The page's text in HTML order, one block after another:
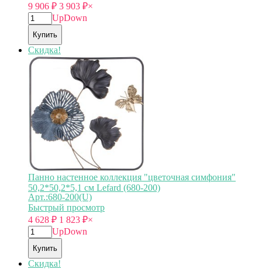
9 906 ₽ 3 903 ₽×
UpDown
Купить
Скидка!
Панно настенное коллекция "цветочная симфония"
50,2*50,2*5,1 см Lefard (680-200)
Арт.:680-200(U)
Быстрый просмотр
4 628 ₽ 1 823 ₽×
UpDown
Купить
Скидка!